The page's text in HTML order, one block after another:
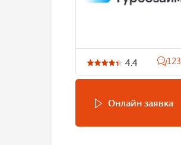
4.4 123
Онлайн заявка